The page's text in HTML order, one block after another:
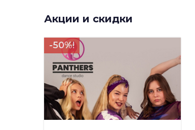
Акции и скидки
-50%!